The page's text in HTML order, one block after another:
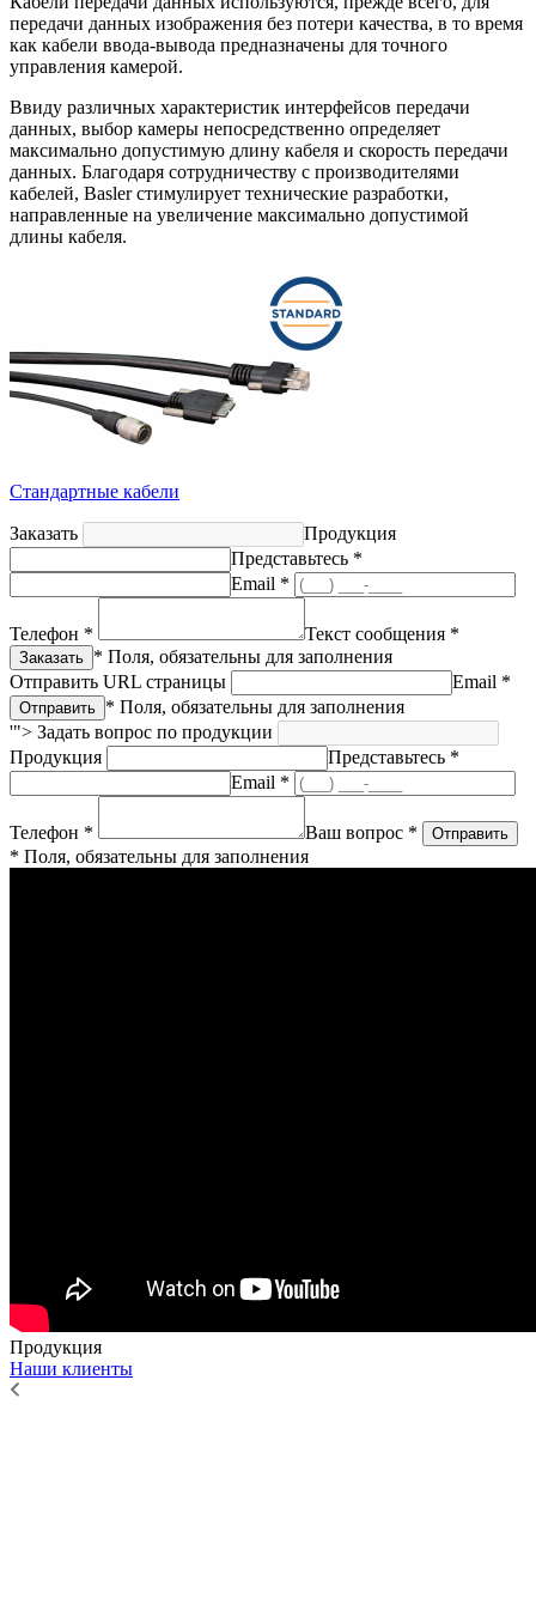
передачи данных изображения без потери качества, в то время
как кабели ввода-вывода предназначены для точного
управления камерой.
Ввиду различных характеристик интерфейсов передачи
данных, выбор камеры непосредственно определяет
максимально допустимую длину кабеля и скорость передачи
данных. Благодаря сотрудничеству с производителями
кабелей, Basler стимулирует технические разработки,
направленные на увеличение максимально допустимой
длины кабеля.
Стандартные кабели
Заказать
Продукция
Представьтесь *
Email *
Телефон *
Текст сообщения *
* Поля, обязательны для заполнения
Отправить URL страницы
Email *
* Поля, обязательны для заполнения
'"> Задать вопрос по продукции
Продукция
Представьтесь *
Email *
Телефон *
Ваш вопрос *
* Поля, обязательны для заполнения
Продукция
Наши клиенты